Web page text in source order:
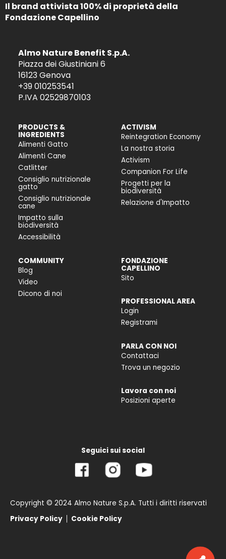
Il brand attivista 100% di proprietà della
Fondazione Capellino
Almo Nature Benefit S.p.A.
Piazza dei Giustiniani 6
16123 Genova
+39 010253541
P.IVA 02529870103
PRODUCTS &
INGREDIENTS
Alimenti Gatto
Alimenti Cane
Catlitter
Consiglio nutrizionale
gatto
Consiglio nutrizionale
cane
Impatto sulla
biodiversità
Accessibilità
ACTIVISM
Reintegration Economy
La nostra storia
Activism
Companion For Life
Progetti per la
biodiversità
Relazione d'Impatto
COMMUNITY
Blog
Video
Dicono di noi
FONDAZIONE
CAPELLINO
Sito
PROFESSIONAL AREA
Login
Registrami
PARLA CON NOI
Contattaci
Trova un negozio
Lavora con noi
Posizioni aperte
Seguici sui social
Copyright © 2024 Almo Nature S.p.A. Tutti i diritti riservati
Privacy Policy
Cookie Policy